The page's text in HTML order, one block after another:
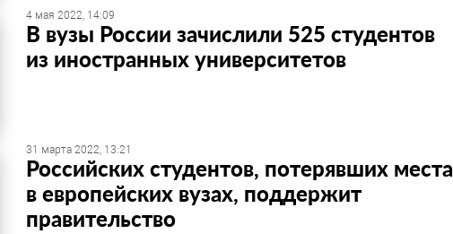
4 мая 2022, 14:09
В вузы России зачислили 525 студентов
из иностранных университетов
31 марта 2022, 13:21
Российских студентов, потерявших места
в европейских вузах, поддержит
правительство